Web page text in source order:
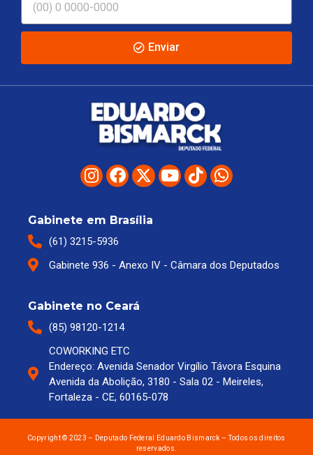
Enviar
Gabinete em Brasília
(61) 3215-5936
Gabinete 936 - Anexo IV - Câmara dos Deputados
Gabinete no Ceará
(85) 98120-1214
COWORKING ETC
Endereço: Avenida Senador Virgílio Távora Esquina
Avenida da Abolição, 3180 - Sala 02 - Meireles,
Fortaleza - CE, 60165-078
Copyright © 2023 – Deputado Federal Eduardo Bismarck – Todos os direitos
reservados.